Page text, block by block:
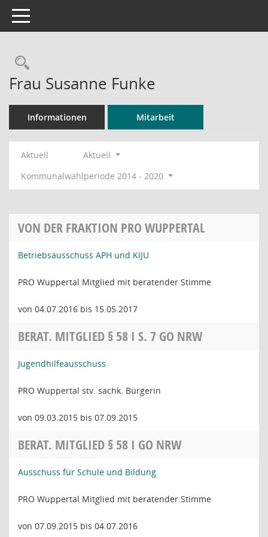
Toggle navigation
Rechercheauswahl
Frau Susanne Funke
Informationen Mitarbeit
Aktuell
Aktuell
Kommunalwahlperiode 2014 - 2020
VON DER FRAKTION PRO WUPPERTAL
Betriebsausschuss APH und KIJU
PRO Wuppertal Mitglied mit beratender Stimme
von 04.07.2016 bis 15.05.2017
BERAT. MITGLIED § 58 I S. 7 GO NRW
Jugendhilfeausschuss
PRO Wuppertal stv. sachk. Bürgerin
von 09.03.2015 bis 07.09.2015
BERAT. MITGLIED § 58 I GO NRW
Ausschuss für Schule und Bildung
PRO Wuppertal Mitglied mit beratender Stimme
von 07.09.2015 bis 04.07.2016